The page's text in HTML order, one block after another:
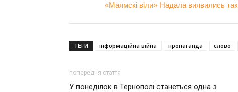
«Маямскі віли» Надала виявились
ТЕГИ інформаційна війна пропаганда слово
попередня стаття
У понеділок в Тернополі станеться одна з